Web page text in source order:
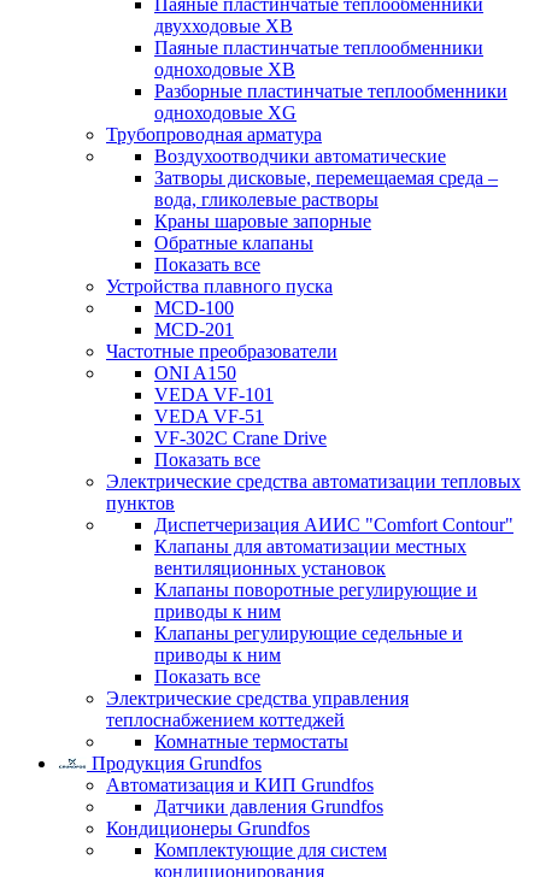
Паяные пластинчатые теплообменники
двухходовые XB
Паяные пластинчатые теплообменники
одноходовые ХВ
Разборные пластинчатые теплообменники
одноходовые ХG
Трубопроводная арматура
Воздухоотводчики автоматические
Затворы дисковые, перемещаемая среда –
вода, гликолевые растворы
Краны шаровые запорные
Обратные клапаны
Показать все
Устройства плавного пуска
MCD-100
MCD-201
Частотные преобразователи
ONI A150
VEDA VF-101
VEDA VF-51
VF-302C Crane Drive
Показать все
Электрические средства автоматизации тепловых
пунктов
Диспетчеризация АИИС "Comfort Contour"
Клапаны для автоматизации местных
вентиляционных установок
Клапаны поворотные регулирующие и
приводы к ним
Клапаны регулирующие седельные и
приводы к ним
Показать все
Электрические средства управления
теплоснабжением коттеджей
Комнатные термостаты
Продукция Grundfos
Автоматизация и КИП Grundfos
Датчики давления Grundfos
Кондиционеры Grundfos
Комплектующие для систем
кондиционирования